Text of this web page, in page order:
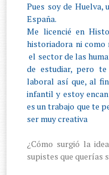
Pues soy de Huelva,
España.
Me licencié en
historiadora ni como
el sector de las
de estudiar, pero
laboral así que, al
infantil y estoy
es un trabajo que te
ser muy creativa
¿Cómo surgió la
supistes que querías